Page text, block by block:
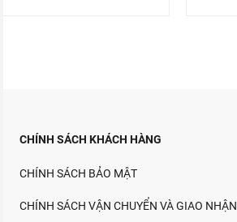
CHÍNH SÁCH KHÁCH HÀNG
CHÍNH SÁCH BẢO MẬT
CHÍNH SÁCH VẬN CHUYỂN VÀ GIAO NHẬN